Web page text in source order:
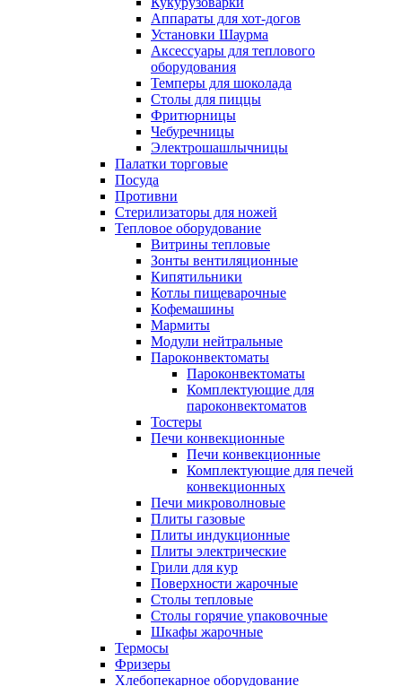
Аппараты для хот-догов
Установки Шаурма
Аксессуары для теплового
оборудования
Темперы для шоколада
Столы для пиццы
Фритюрницы
Чебуречницы
Электрошашлычницы
Палатки торговые
Посуда
Противни
Стерилизаторы для ножей
Тепловое оборудование
Витрины тепловые
Зонты вентиляционные
Кипятильники
Котлы пищеварочные
Кофемашины
Мармиты
Модули нейтральные
Пароконвектоматы
Пароконвектоматы
Комплектующие для
пароконвектоматов
Тостеры
Печи конвекционные
Печи конвекционные
Комплектующие для печей
конвекционных
Печи микроволновые
Плиты газовые
Плиты индукционные
Плиты электрические
Грили для кур
Поверхности жарочные
Столы тепловые
Столы горячие упаковочные
Шкафы жарочные
Термосы
Фризеры
Хлебопекарное оборудование